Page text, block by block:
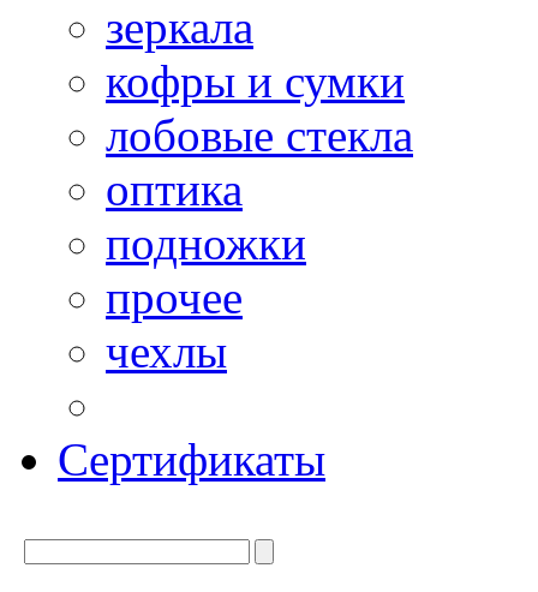
зеркала
кофры и сумки
лобовые стекла
оптика
подножки
прочее
чехлы
Сертификаты